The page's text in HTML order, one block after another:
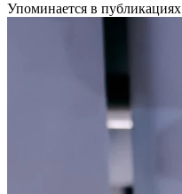
Упоминается в публикациях